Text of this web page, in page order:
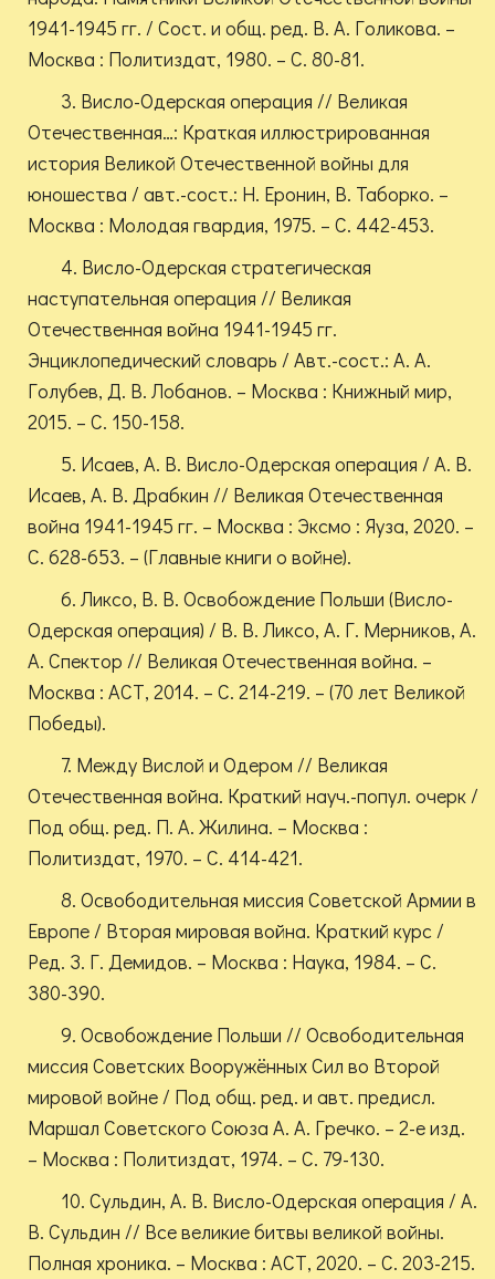
1941-1945 гг. / Сост. и общ. ред. В. А. Голикова. –
Москва : Политиздат, 1980. – С. 80-81.
3. Висло-Одерская операция // Великая
Отечественная…: Краткая иллюстрированная
история Великой Отечественной войны для
юношества / авт.-сост.: Н. Еронин, В. Таборко. –
Москва : Молодая гвардия, 1975. – С. 442-453.
4. Висло-Одерская стратегическая
наступательная операция // Великая
Отечественная война 1941-1945 гг.
Энциклопедический словарь / Авт.-сост.: А. А.
Голубев, Д. В. Лобанов. – Москва : Книжный мир,
2015. – С. 150-158.
5. Исаев, А. В. Висло-Одерская операция / А. В.
Исаев, А. В. Драбкин // Великая Отечественная
война 1941-1945 гг. – Москва : Эксмо : Яуза, 2020. –
С. 628-653. – (Главные книги о войне).
6. Ликсо, В. В. Освобождение Польши (Висло-
Одерская операция) / В. В. Ликсо, А. Г. Мерников, А.
А. Спектор // Великая Отечественная война. –
Москва : АСТ, 2014. – С. 214-219. – (70 лет Великой
Победы).
7. Между Вислой и Одером // Великая
Отечественная война. Краткий науч.-попул. очерк /
Под общ. ред. П. А. Жилина. – Москва :
Политиздат, 1970. – С. 414-421.
8. Освободительная миссия Советской Армии в
Европе / Вторая мировая война. Краткий курс /
Ред. З. Г. Демидов. – Москва : Наука, 1984. – С.
380-390.
9. Освобождение Польши // Освободительная
миссия Советских Вооружённых Сил во Второй
мировой войне / Под общ. ред. и авт. предисл.
Маршал Советского Союза А. А. Гречко. – 2-е изд.
– Москва : Политиздат, 1974. – С. 79-130.
10. Сульдин, А. В. Висло-Одерская операция / А.
В. Сульдин // Все великие битвы великой войны.
Полная хроника. – Москва : АСТ, 2020. – С. 203-215.